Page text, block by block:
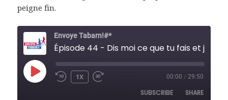
peigne fin.
Envoye Tabarn!#*
PLAY
EPISODE REWIND
1X
FAST
00:00 / 29:50
SUBSCRIBE SHARE